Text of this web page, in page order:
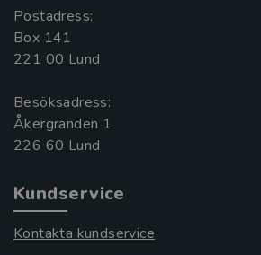
Postadress:
Box 141
221 00 Lund
Besöksadress:
Åkergränden 1
Kundservice
Kontakta kundservice